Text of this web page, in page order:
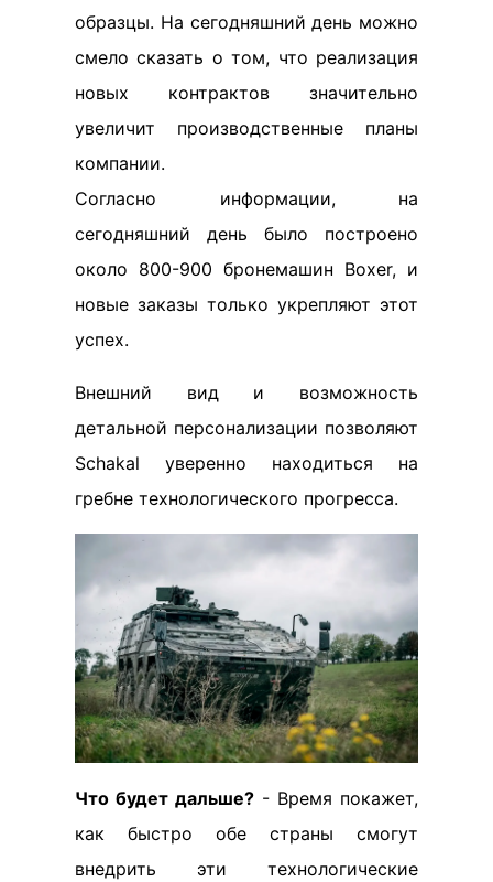
образцы. На сегодняшний день можно
смело сказать о том, что реализация
новых контрактов значительно
увеличит производственные планы
компании.
Согласно информации, на
сегодняшний день было построено
около 800-900 бронемашин Boxer, и
новые заказы только укрепляют этот
успех.
Внешний вид и возможность
детальной персонализации позволяют
Schakal уверенно находиться на
гребне технологического прогресса.
Что будет дальше? - Время покажет,
как быстро обе страны смогут
внедрить эти технологические